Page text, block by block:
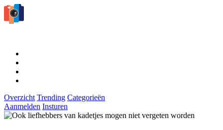
Overzicht Trending Categorieën
Aanmelden Insturen